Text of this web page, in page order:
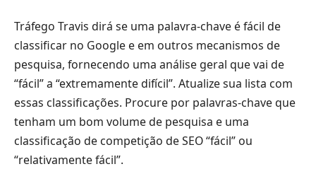
Tráfego Travis dirá se uma palavra-chave é fácil de
classificar no Google e em outros mecanismos de
pesquisa, fornecendo uma análise geral que vai de
“fácil” a “extremamente difícil”. Atualize sua lista com
essas classificações. Procure por palavras-chave que
tenham um bom volume de pesquisa e uma
classificação de competição de SEO “fácil” ou
“relativamente fácil”.